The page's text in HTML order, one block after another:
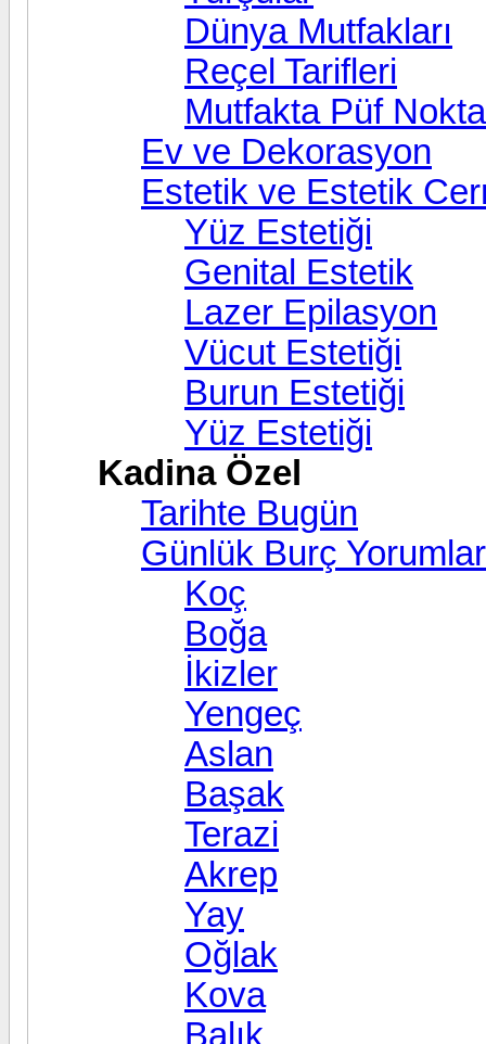
Dünya Mutfakları
Reçel Tarifleri
Mutfakta Püf
Ev ve Dekorasyon
Estetik ve Estetik
Yüz Estetiği
Genital Estetik
Lazer Epilasyon
Vücut Estetiği
Burun Estetiği
Yüz Estetiği
Kadina Özel
Tarihte Bugün
Günlük Burç
Koç
Boğa
İkizler
Yengeç
Aslan
Başak
Terazi
Akrep
Yay
Oğlak
Kova
Balık